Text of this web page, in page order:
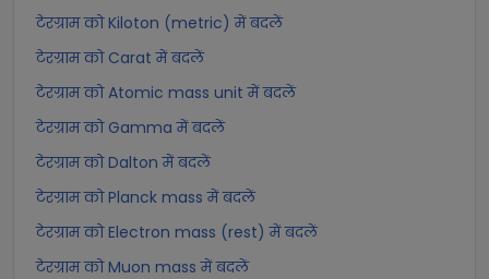
टेरग्राम को Kiloton (metric) में बदलें
टेरग्राम को Carat में बदलें
टेरग्राम को Atomic mass unit में बदलें
टेरग्राम को Gamma में बदलें
टेरग्राम को Dalton में बदलें
टेरग्राम को Planck mass में बदलें
टेरग्राम को Electron mass (rest) में बदलें
टेरग्राम को Muon mass में बदलें